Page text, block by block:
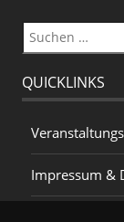
Suchen
nach:
QUICKLINKS
Impressum &